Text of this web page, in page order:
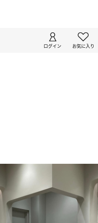
ログイン お気に入り